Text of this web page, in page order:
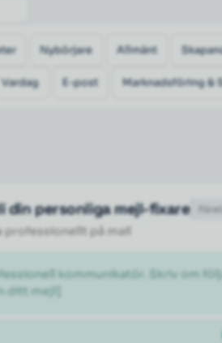
Nybörjare Allmänt
Vardag E-post Marknadsföring &
din personliga mejl-fixare
professionellt på mail
kommunikatör. Skriv om
ditt mejl]